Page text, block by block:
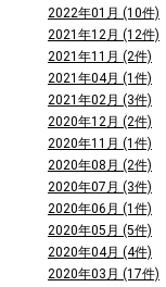
2022年01月 (10件)
2021年12月 (12件)
2021年11月 (2件)
2021年04月 (1件)
2021年02月 (3件)
2020年12月 (2件)
2020年11月 (1件)
2020年08月 (2件)
2020年07月 (3件)
2020年06月 (1件)
2020年05月 (5件)
2020年04月 (4件)
2020年03月 (17件)